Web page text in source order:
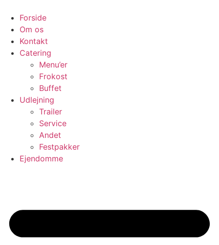
indhold
Forside
Om os
Kontakt
Catering
Menu’er
Frokost
Buffet
Udlejning
Trailer
Service
Andet
Festpakker
Ejendomme